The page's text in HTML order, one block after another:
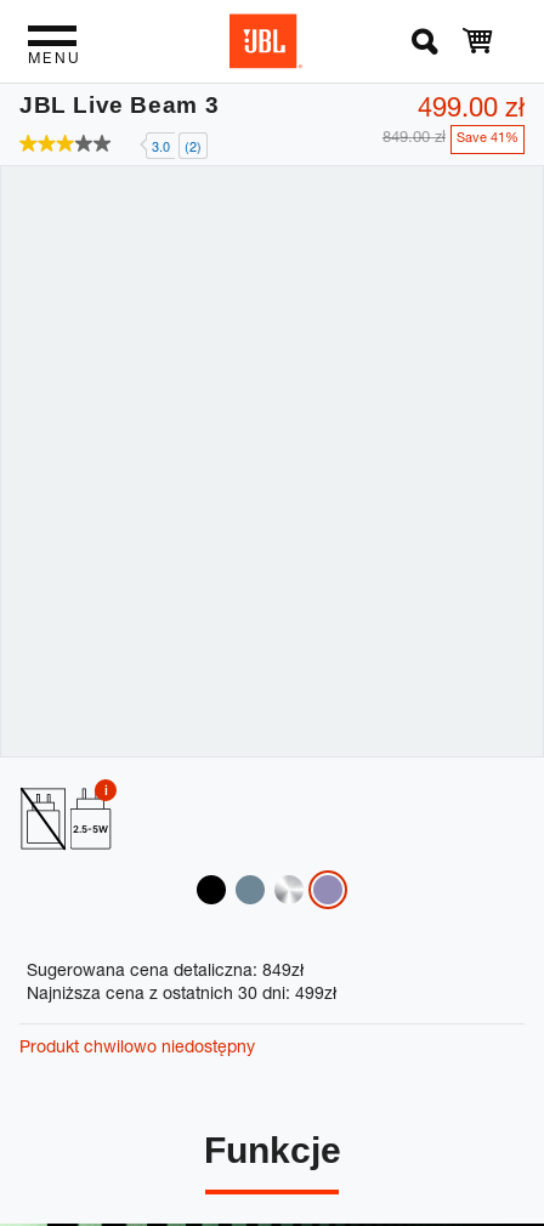
MENU
JBL Live Beam 3
3.0 (2)
499.00 zł
849.00 zł Save 41%
Promotions
Sugerowana cena detaliczna: 849zł
Najniższa cena z ostatnich 30 dni: 499zł
Produkt chwilowo niedostępny
2.5-5W
Funkcje